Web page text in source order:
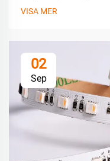
VISA MER
02
Sep